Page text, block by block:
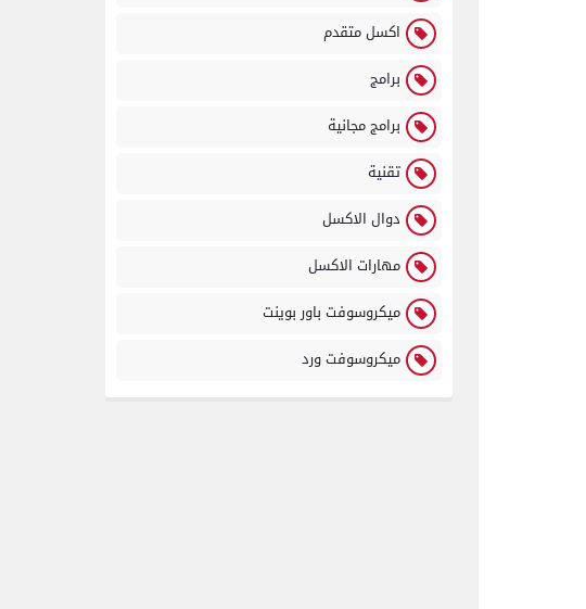
اكسل متقدم
برامج
برامج مجانية
تقنية
دوال الاكسل
مهارات الاكسل
ميكروسوفت باور بوينت
ميكروسوفت ورد